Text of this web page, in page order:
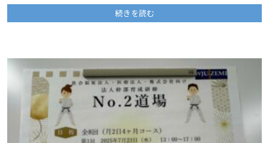
続きを読む